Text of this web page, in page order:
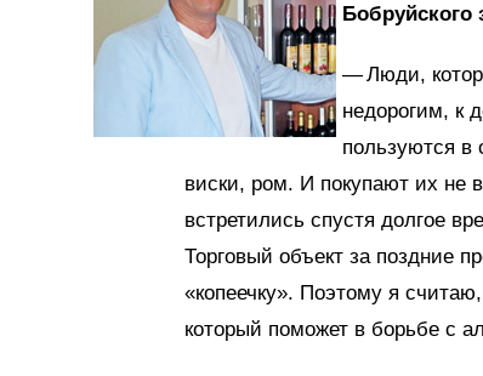
Бобруйского
— Люди,
недорогим, к
пользуются в
виски, ром. И покупают их не
встретились спустя долгое
Торговый объект за поздние
«копеечку». Поэтому я
который поможет в борьбе с